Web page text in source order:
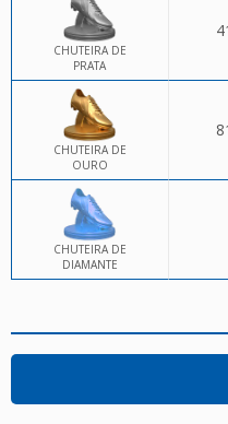
CHUTEIRA DE
PRATA
CHUTEIRA DE
OURO
CHUTEIRA DE
DIAMANTE